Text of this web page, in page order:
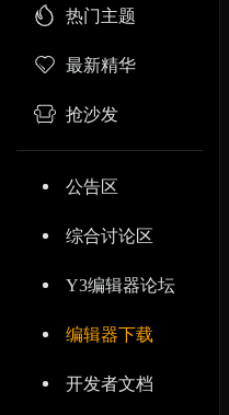
热门主题
最新精华
抢沙发
公告区
综合讨论区
Y3编辑器论坛
编辑器下载
开发者文档